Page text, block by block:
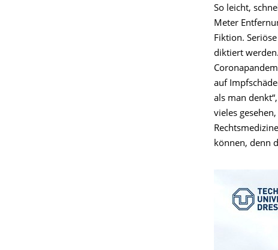
So leicht,
Meter
Fiktion.
diktiert
auf
als man
vieles
können, denn